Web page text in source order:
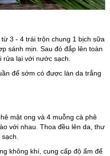
3 - 4 trái trộn chung 1 bịch sữa
sánh mịn. Sau đó đắp lên toàn
rửa lại với nước sạch.
để sớm có được làn da trắng
mật ong và 4 muỗng cà phê
với nhau. Thoa đều lên da, thư
không khí, cung cấp độ ẩm để